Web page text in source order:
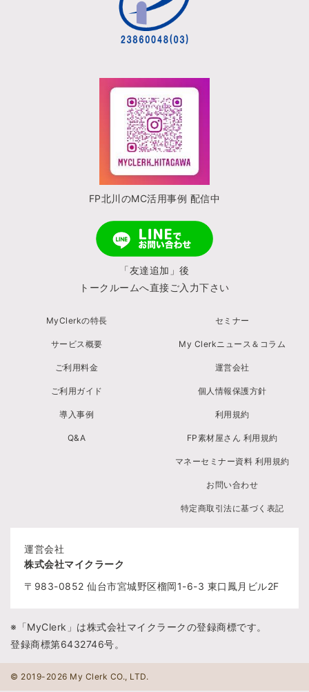
FP北川のMC活用事例 配信中
「友達追加」後
トークルームへ直接ご入力下さい
MyClerkの特長
サービス概要
ご利用料金
ご利用ガイド
導入事例
Q&A
セミナー
My Clerkニュース＆コラム
運営会社
個人情報保護方針
利用規約
FP素材屋さん 利用規約
マネーセミナー資料 利用規約
お問い合わせ
特定商取引法に基づく表記
運営会社
株式会社マイクラーク
〒983-0852 仙台市宮城野区榴岡1-6-3 東口鳳月ビル2F
※「MyClerk」は株式会社マイクラークの登録商標です。
登録商標第6432746号。
© 2019-2026 My Clerk CO., LTD.